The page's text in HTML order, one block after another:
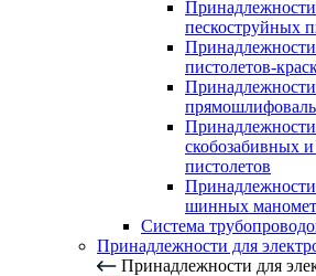
пескоструйных
пистолетов-
скобозабивных
пистолетов
шинных
Система
Принадлежности для
Принадлежности для